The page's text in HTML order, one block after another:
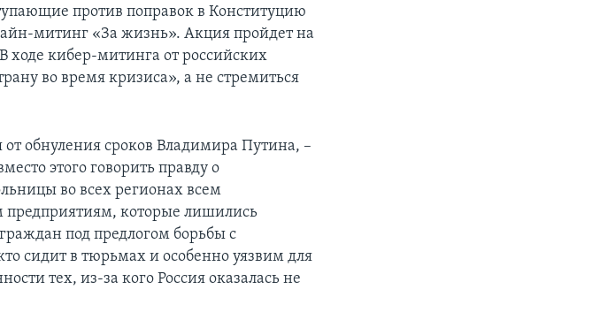
против поправок в Конституцию
митинг «За жизнь». Акция пройдет на
ходе кибер-митинга от российских
во время кризиса», а не стремиться
обнуления сроков Владимира Путина, –
этого говорить правду о
во всех регионах всем
которые лишились
под предлогом борьбы с
сидит в тюрьмах и особенно уязвим для
тех, из-за кого Россия оказалась не